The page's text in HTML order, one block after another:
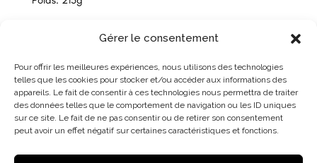
Gérer le consentement
Pour offrir les meilleures expériences, nous utilisons des technologies
telles que les cookies pour stocker et/ou accéder aux informations des
appareils. Le fait de consentir à ces technologies nous permettra de traiter
des données telles que le comportement de navigation ou les ID uniques
sur ce site. Le fait de ne pas consentir ou de retirer son consentement
peut avoir un effet négatif sur certaines caractéristiques et fonctions.